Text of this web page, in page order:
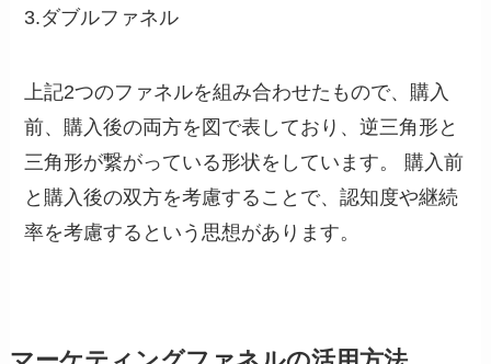
3.ダブルファネル
上記2つのファネルを組み合わせたもので、購入
前、購入後の両方を図で表しており、逆三角形と
三角形が繋がっている形状をしています。 購入前
と購入後の双方を考慮することで、認知度や継続
率を考慮するという思想があります。